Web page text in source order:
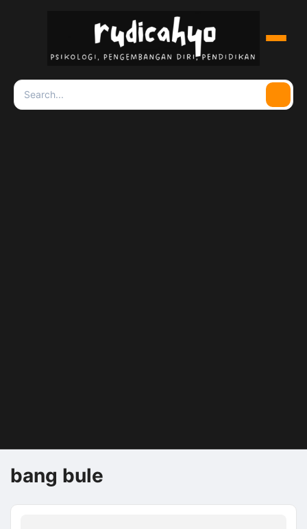
Menu
Search
for:
bang bule